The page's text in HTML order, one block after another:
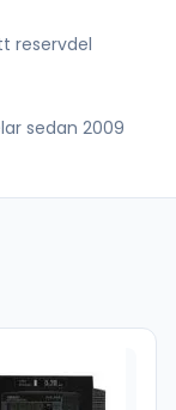
reservdel
sedan 2009